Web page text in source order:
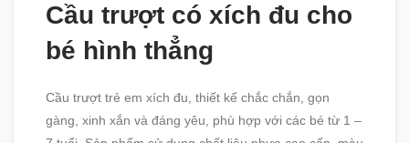
Cầu trượt có xích đu cho
bé hình thẳng
Cầu trượt trẻ em xích đu, thiết kế chắc chắn, gọn
gàng, xinh xắn và đáng yêu, phù hợp với các bé từ 1 –